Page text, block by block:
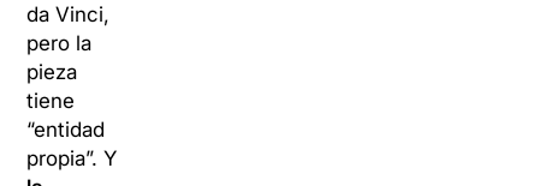
da Vinci,
pero la
pieza
tiene
“entidad
propia”. Y